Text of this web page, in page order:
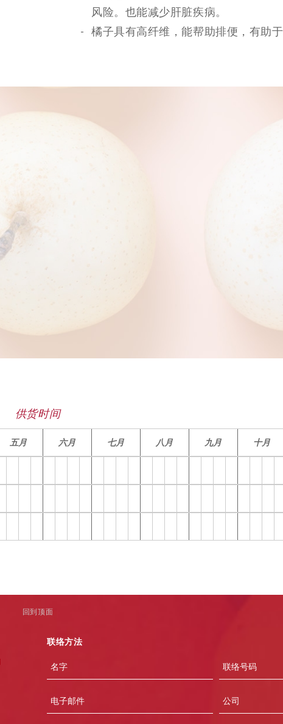
风险。也能减少肝脏疾病。
橘子具有高纤维，能帮助排便，有助于
供货时间
五月 六月 七月 八月 九月 十月
回到顶面
联络方法
Name
Email
Contact
Number
Company